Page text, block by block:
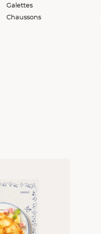
Feuilletés
Quiches et tartes
Quiches et tartes
Tartes fines
Galettes
Chaussons
Street food